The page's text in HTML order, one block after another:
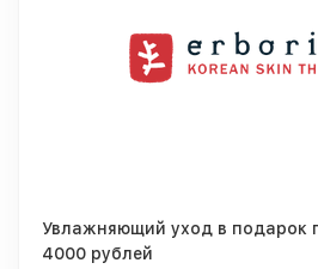
Увлажняющий уход в подарок
4000 рублей